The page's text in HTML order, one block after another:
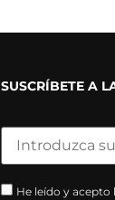
SUSCRÍBETE A
He leído y acepto